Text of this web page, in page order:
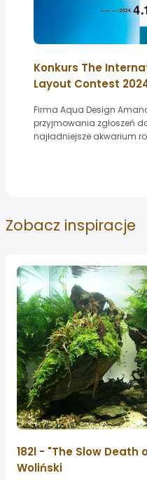
Konkurs The
Layout Contest
Firma Aqua Design
przyjmowania zgłoszeń
najładniejsze akwarium
Zobacz inspiracje
182l - "The Slow Death
Woliński